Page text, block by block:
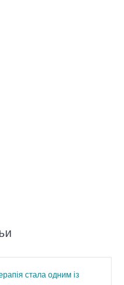
стала одним із